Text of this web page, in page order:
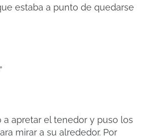
estaba a punto de quedarse
apretar el tenedor y puso los
mirar a su alrededor. Por